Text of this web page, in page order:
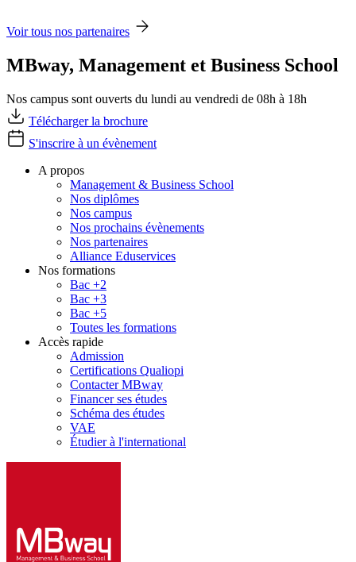
Voir tous nos partenaires
MBway, Management et Business School
Nos campus sont ouverts du lundi au vendredi de 08h à 18h
Télécharger la brochure
S'inscrire à un évènement
A propos
Management & Business School
Nos diplômes
Nos campus
Nos prochains évènements
Nos partenaires
Alliance Eduservices
Nos formations
Bac +2
Bac +3
Bac +5
Toutes les formations
Accès rapide
Admission
Certifications Qualiopi
Contacter MBway
Financer ses études
Schéma des études
VAE
Étudier à l'international